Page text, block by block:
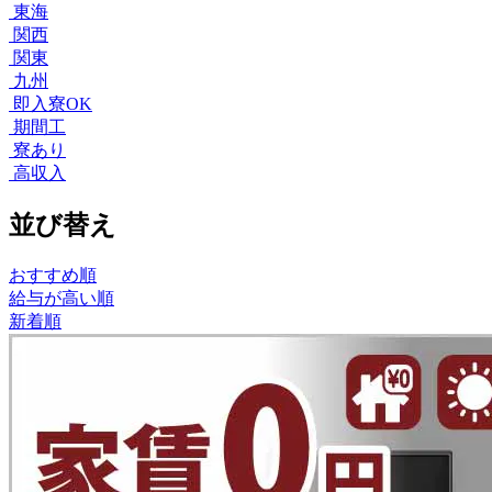
東海
関西
関東
九州
即入寮OK
期間工
寮あり
高収入
並び替え
おすすめ順
給与が高い順
新着順